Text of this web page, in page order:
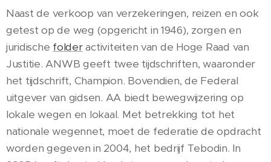
Naast de verkoop van verzekeringen, reizen en ook
getest op de weg (opgericht in 1946), zorgen en
juridische folderactiviteiten van de Hoge Raad van
Justitie. ANWB geeft twee tijdschriften, waaronder
het tijdschrift, Champion. Bovendien, de Federal
uitgever van gidsen. AA biedt bewegwijzering op
lokale wegen en lokaal. Met betrekking tot het
nationale wegennet, moet de federatie de opdracht
worden gegeven in 2004, het bedrijf Tebodin. In